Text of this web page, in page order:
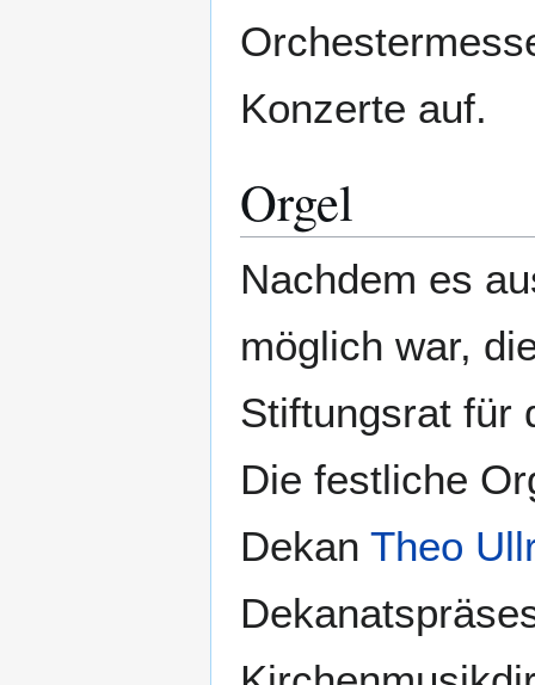
Konzerte auf.
Orgel
Nachdem es
möglich war,
Stiftungsrat für
Die festliche
Dekan Theo